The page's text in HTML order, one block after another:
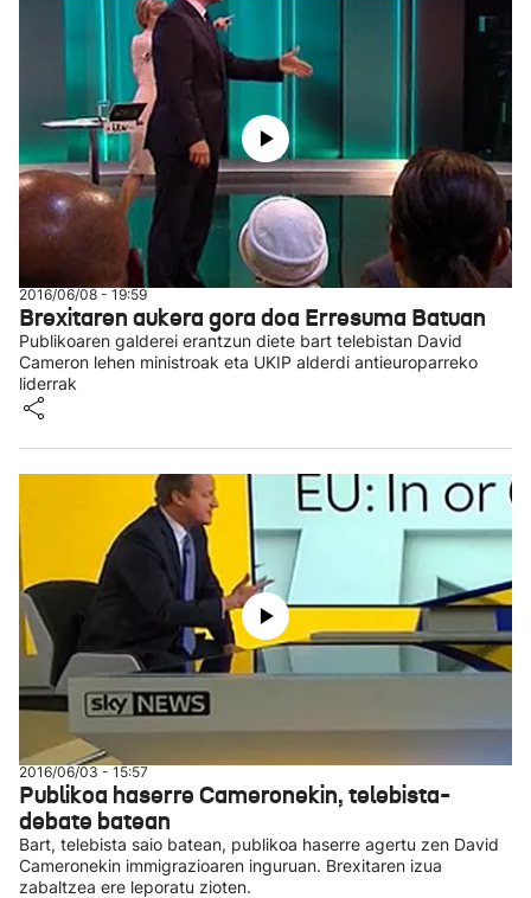
2016/06/08 - 19:59
Brexitaren aukera gora doa Erresuma Batuan
Publikoaren galderei erantzun diete bart telebistan David
Cameron lehen ministroak eta UKIP alderdi antieuroparreko
liderrak
2016/06/03 - 15:57
Publikoa haserre Cameronekin, telebista-
debate batean
Bart, telebista saio batean, publikoa haserre agertu zen David
Cameronekin immigrazioaren inguruan. Brexitaren izua
zabaltzea ere leporatu zioten.